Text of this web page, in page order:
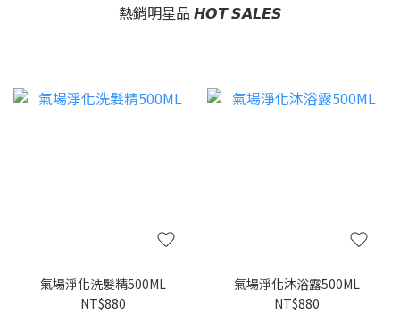
熱銷明星品 𝙃𝙊𝙏 𝙎𝘼𝙇𝙀𝙎
氣場淨化洗髮精500ML
NT$880
氣場淨化沐浴露500ML
NT$880